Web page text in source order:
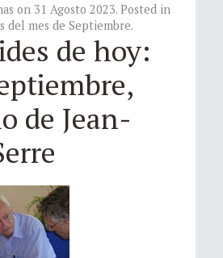
on 31 Agosto 2023. Posted in
del mes de Septiembre.
de hoy:
de Jean-